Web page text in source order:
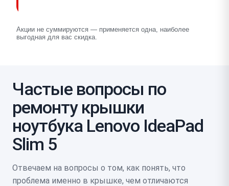
Акции не суммируются — применяется одна, наиболее
выгодная для вас скидка.
Частые вопросы по
ремонту крышки
ноутбука Lenovo IdeaPad
Slim 5
Отвечаем на вопросы о том, как понять, что
проблема именно в крышке, чем отличаются